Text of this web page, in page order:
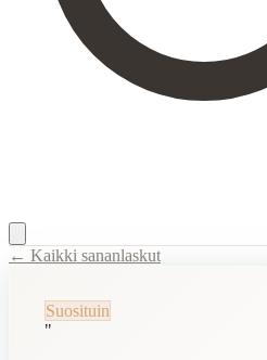
Title:Mis sie tarvitset oikei hyvvää
← Kaikki sananlaskut
Suosituin
"